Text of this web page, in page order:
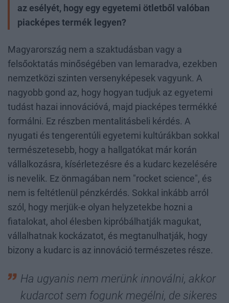
az esélyét, hogy egy egyetemi ötletből valóban
piacképes termék legyen?
Magyarország nem a szaktudásban vagy a
felsőoktatás minőségében van lemaradva, ezekben
nemzetközi szinten versenyképesek vagyunk. A
nagyobb gond az, hogy hogyan tudjuk az egyetemi
tudást hazai innovációvá, majd piacképes termékké
formálni. Ez részben mentalitásbeli kérdés. A
nyugati és tengerentúli egyetemi kultúrákban sokkal
természetesebb, hogy a hallgatókat már korán
vállalkozásra, kísérletezésre és a kudarc kezelésére
is nevelik. Ez önmagában nem "rocket science", és
nem is feltétlenül pénzkérdés. Sokkal inkább arról
szól, hogy merjük-e olyan helyzetekbe hozni a
fiatalokat, ahol élesben kipróbálhatják magukat,
vállalhatnak kockázatot, és megtanulhatják, hogy
bizony a kudarc is az innováció természetes része.
Ha ugyanis nem merünk innoválni, akkor
kudarcot sem fogunk megélni, de sikeres